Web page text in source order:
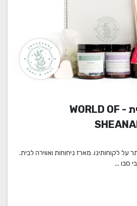
מארז ניחוחות לבית - WORLD OF
על לקוחותינו. מארז ניחוחות ואווירה לבית.
סבו ...